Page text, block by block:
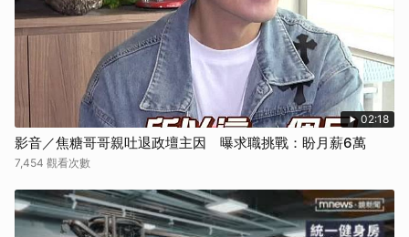
02:18
影音／焦糖哥哥親吐退政壇主因 曝求職挑戰：盼月薪6萬
7,454 觀看次數